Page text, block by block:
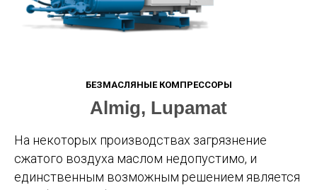
БЕЗМАСЛЯНЫЕ КОМПРЕССОРЫ
Almig, Lupamat
На некоторых производствах загрязнение
сжатого воздуха маслом недопустимо, и
единственным возможным решением является